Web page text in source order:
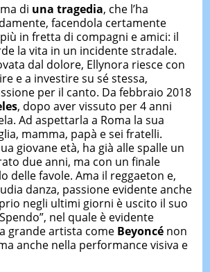
di una tragedia, che l’ha
facendola certamente
in fretta di compagni e amici: il
la vita in un incidente stradale.
dal dolore, Ellynora riesce con
e a investire su sé stessa,
per il canto. Da febbraio 2018
, dopo aver vissuto per 4 anni
Ad aspettarla a Roma la sua
mamma, papà e sei fratelli.
giovane età, ha già alle spalle un
due anni, ma con un finale
delle favole. Ama il reggaeton e,
danza, passione evidente anche
negli ultimi giorni è uscito il suo
nel quale è evidente
grande artista come Beyoncénon
anche nella performance visiva e